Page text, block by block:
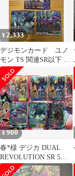
¥2,333
デジモンカード ユノ
モン TS 関連SR以下 4
コン 4
¥900
春*様 デジカ DUAL
REVOLUTION SR 5種
まとめ売り